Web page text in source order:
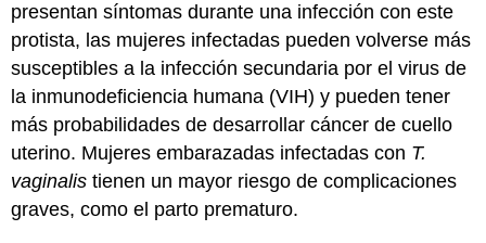
presentan síntomas durante una infección con este
protista, las mujeres infectadas pueden volverse más
susceptibles a la infección secundaria por el virus de
la inmunodeficiencia humana (VIH) y pueden tener
más probabilidades de desarrollar cáncer de cuello
uterino. Mujeres embarazadas infectadas con T.
vaginalis tienen un mayor riesgo de complicaciones
graves, como el parto prematuro.